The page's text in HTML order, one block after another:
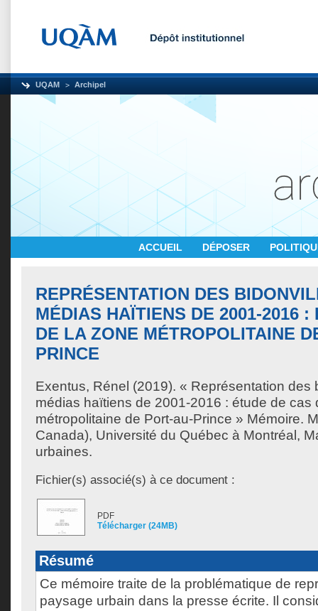
UQAM Archipel
ACCUEIL DÉPOSER
REPRÉSENTATION DES
MÉDIAS HAÏTIENS DE 2001-2016 :
DE LA ZONE MÉTROPOLITAINE
PRINCE
Exentus, Rénel (2019). « Représentation des
médias haïtiens de 2001-2016 : étude de cas
métropolitaine de Port-au-Prince » Mémoire.
Canada), Université du Québec à Montréal,
urbaines.
Fichier(s) associé(s) à ce document :
PDF
Télécharger (24MB)
Résumé
Ce mémoire traite de la problématique de
paysage urbain dans la presse écrite. Il